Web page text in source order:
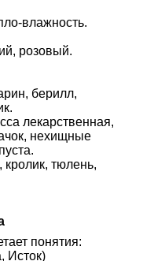
влажность.
розовый.
берилл,
лекарственная,
нехищные
тюлень,
понятия:
Исток)